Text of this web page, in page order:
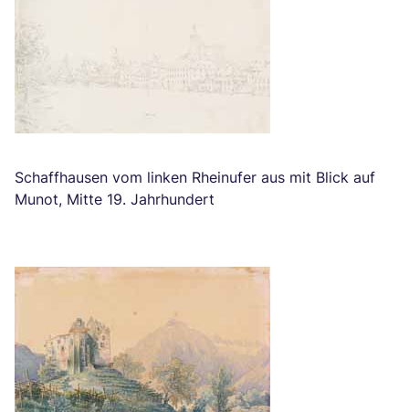
Schaffhausen vom linken Rheinufer aus mit Blick auf
Munot, Mitte 19. Jahrhundert